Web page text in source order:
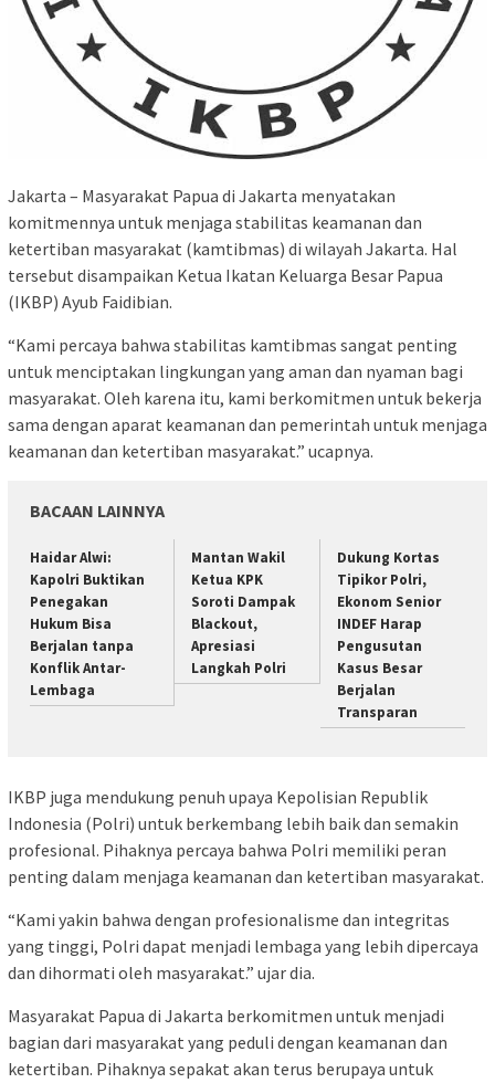
Jakarta – Masyarakat Papua di Jakarta menyatakan
komitmennya untuk menjaga stabilitas keamanan dan
ketertiban masyarakat (kamtibmas) di wilayah Jakarta. Hal
tersebut disampaikan Ketua Ikatan Keluarga Besar Papua
(IKBP) Ayub Faidibian.
“Kami percaya bahwa stabilitas kamtibmas sangat penting
untuk menciptakan lingkungan yang aman dan nyaman bagi
masyarakat. Oleh karena itu, kami berkomitmen untuk bekerja
sama dengan aparat keamanan dan pemerintah untuk menjaga
keamanan dan ketertiban masyarakat.” ucapnya.
BACAAN LAINNYA
Haidar Alwi:
Kapolri Buktikan
Penegakan
Hukum Bisa
Berjalan tanpa
Konflik Antar-
Lembaga
Mantan Wakil
Ketua KPK
Soroti Dampak
Blackout,
Apresiasi
Langkah Polri
Dukung Kortas
Tipikor Polri,
Ekonom Senior
INDEF Harap
Pengusutan
Kasus Besar
Berjalan
Transparan
IKBP juga mendukung penuh upaya Kepolisian Republik
Indonesia (Polri) untuk berkembang lebih baik dan semakin
profesional. Pihaknya percaya bahwa Polri memiliki peran
penting dalam menjaga keamanan dan ketertiban masyarakat.
“Kami yakin bahwa dengan profesionalisme dan integritas
yang tinggi, Polri dapat menjadi lembaga yang lebih dipercaya
dan dihormati oleh masyarakat.” ujar dia.
Masyarakat Papua di Jakarta berkomitmen untuk menjadi
bagian dari masyarakat yang peduli dengan keamanan dan
ketertiban. Pihaknya sepakat akan terus berupaya untuk